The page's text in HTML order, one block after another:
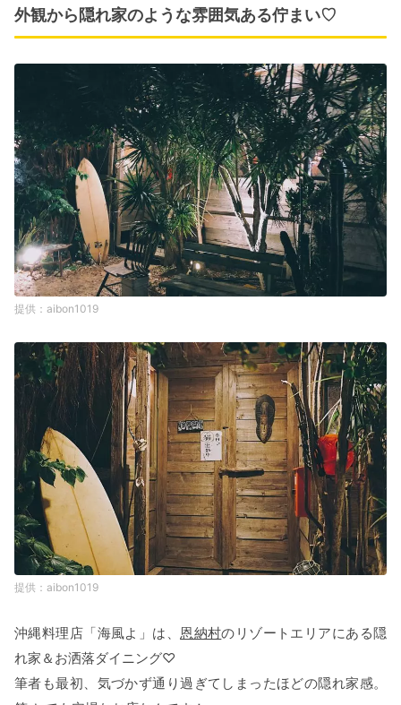
外観から隠れ家のような雰囲気ある佇まい♡
aibon1019
aibon1019
沖縄料理店「海風よ」は、 恩納村のリゾートエリアにある隠
れ家＆お洒落ダイニング♡
筆者も最初、気づかず通り過ぎてしまったほどの隠れ家感。